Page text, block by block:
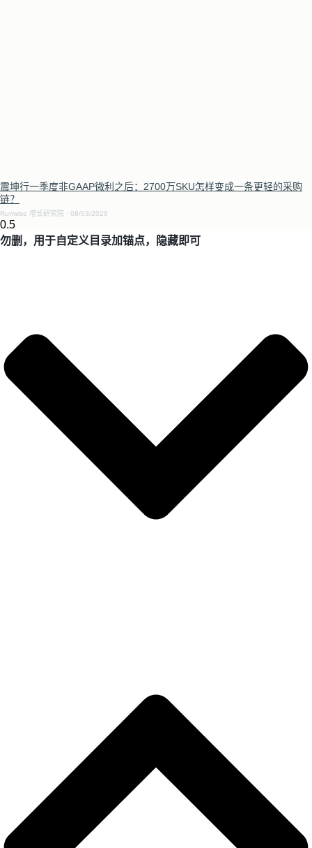
震坤行一季度非GAAP微利之后：2700万SKU怎样变成一条更轻的采购
链？
Runwise 增长研究院 08/03/2026
勿删，用于自定义目录加锚点，隐藏即可